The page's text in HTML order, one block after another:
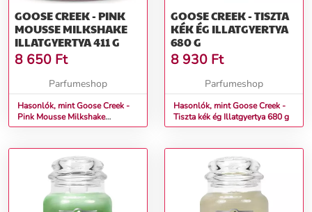
GOOSE CREEK - PINK
MOUSSE MILKSHAKE
ILLATGYERTYA 411 G
8 650 Ft
Parfumeshop
Hasonlók, mint Goose Creek -
Pink Mousse Milkshake
Illatgyertya 411 g
GOOSE CREEK - TISZTA
KÉK ÉG ILLATGYERTYA
680 G
8 930 Ft
Parfumeshop
Hasonlók, mint Goose Creek -
Tiszta kék ég Illatgyertya 680 g